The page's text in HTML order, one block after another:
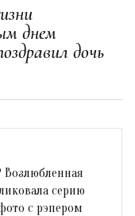
днем
дочь
Возлюбленная
серию
с рэпером